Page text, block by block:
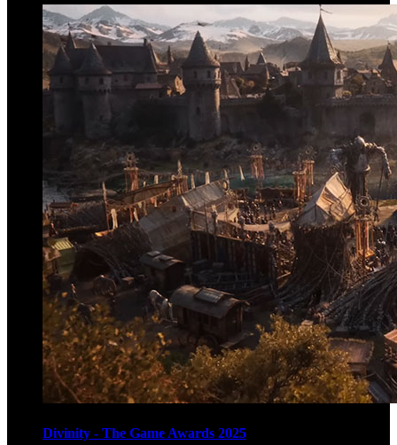
Divinity - The Game Awards 2025